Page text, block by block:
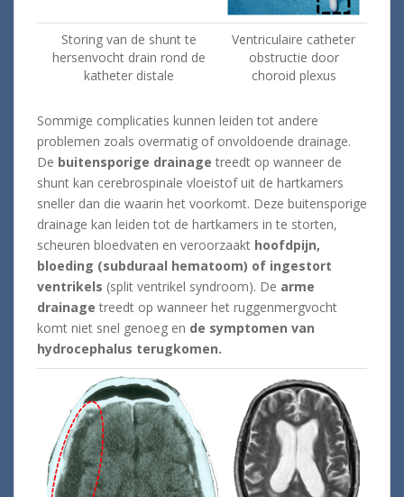
Storing van de shunt te
hersenvocht drain rond de
katheter distale
Ventriculaire catheter
obstructie door
choroid plexus
Sommige complicaties kunnen leiden tot andere
problemen zoals overmatig of onvoldoende drainage.
De buitensporige drainage treedt op wanneer de
shunt kan cerebrospinale vloeistof uit de hartkamers
sneller dan die waarin het voorkomt. Deze buitensporige
drainage kan leiden tot de hartkamers in te storten,
scheuren bloedvaten en veroorzaakt hoofdpijn,
bloeding (subduraal hematoom) of ingestort
ventrikels (split ventrikel syndroom). De arme
drainage treedt op wanneer het ruggenmergvocht
komt niet snel genoeg en de symptomen van
hydrocephalus terugkomen.